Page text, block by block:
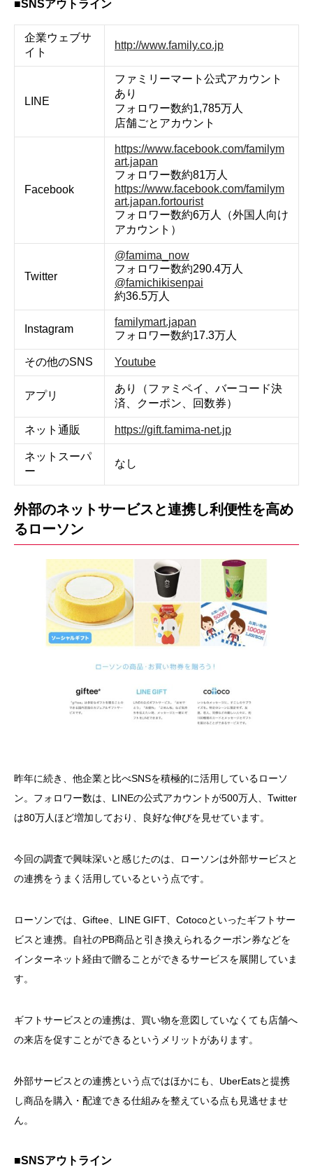
■SNSアウトライン
企業ウェブサ
イト
http://www.family.co.jp
LINE
ファミリーマート公式アカウント
あり
フォロワー数約1,785万人
店舗ごとアカウント
Facebook
https://www.facebook.com/familym
art.japan
フォロワー数約81万人
https://www.facebook.com/familym
art.japan.fortourist
フォロワー数約6万人（外国人向け
アカウント）
Twitter
@famima_now
フォロワー数約290.4万人
@famichikisenpai
約36.5万人
Instagram
familymart.japan
フォロワー数約17.3万人
その他のSNS Youtube
アプリ
あり（ファミペイ、バーコード決
済、クーポン、回数券）
ネット通販 https://gift.famima-net.jp
ネットスーパ
ー
なし
外部のネットサービスと連携し利便性を高め
るローソン
昨年に続き、他企業と比べSNSを積極的に活用しているローソ
ン。フォロワー数は、LINEの公式アカウントが500万人、Twitter
は80万人ほど増加しており、良好な伸びを見せています。
今回の調査で興味深いと感じたのは、ローソンは外部サービスと
の連携をうまく活用しているという点です。
ローソンでは、Giftee、LINE GIFT、Cotocoといったギフトサー
ビスと連携。自社のPB商品と引き換えられるクーポン券などを
インターネット経由で贈ることができるサービスを展開していま
す。
ギフトサービスとの連携は、買い物を意図していなくても店舗へ
の来店を促すことができるというメリットがあります。
外部サービスとの連携という点ではほかにも、UberEatsと提携
し商品を購入・配達できる仕組みを整えている点も見逃せませ
ん。
■SNSアウトライン